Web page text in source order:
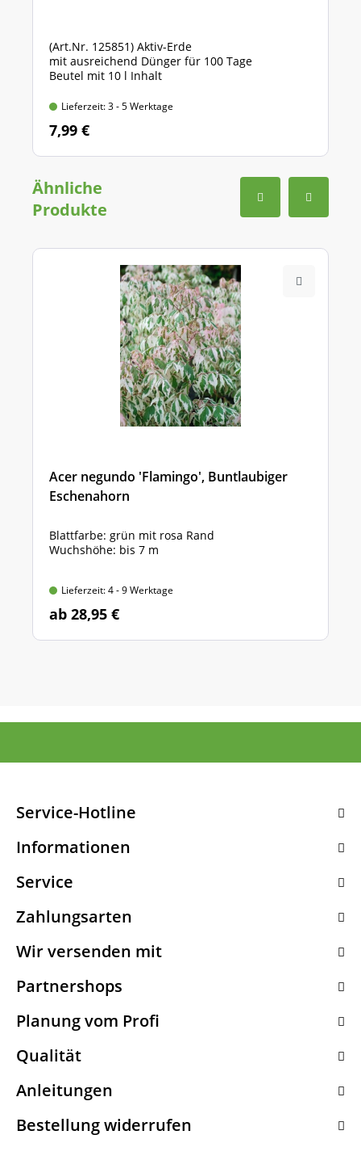
(Art.Nr. 125851) Aktiv-Erde
mit ausreichend Dünger für 100 Tage
Beutel mit 10 l Inhalt
Lieferzeit: 3 - 5 Werktage
7,99 €
Ähnliche
Produkte
Acer negundo 'Flamingo', Buntlaubiger
Eschenahorn
Blattfarbe: grün mit rosa Rand
Wuchshöhe: bis 7 m
Lieferzeit: 4 - 9 Werktage
ab 28,95 €
Service-Hotline
Informationen
Service
Zahlungsarten
Wir versenden mit
Partnershops
Planung vom Profi
Qualität
Anleitungen
Bestellung widerrufen